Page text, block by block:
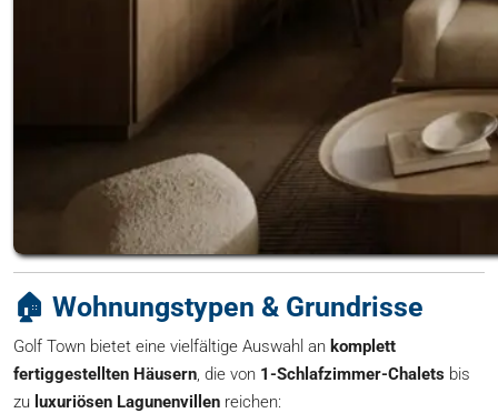
🏠 Wohnungstypen & Grundrisse
Golf Town bietet eine vielfältige Auswahl an komplett
fertiggestellten Häusern , die von 1-Schlafzimmer-Chalets bis
zu luxuriösen Lagunenvillen reichen: